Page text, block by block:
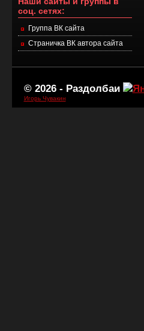
соц. сетях:
Группа ВК сайта
Страничка ВК автора сайта
© 2026 - Раздолбаи
Игорь Чувакин